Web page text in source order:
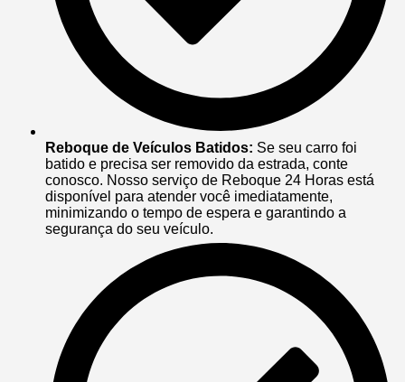
Reboque de Veículos Batidos: Se seu carro foi
batido e precisa ser removido da estrada, conte
conosco. Nosso serviço de Reboque 24 Horas está
disponível para atender você imediatamente,
minimizando o tempo de espera e garantindo a
segurança do seu veículo.